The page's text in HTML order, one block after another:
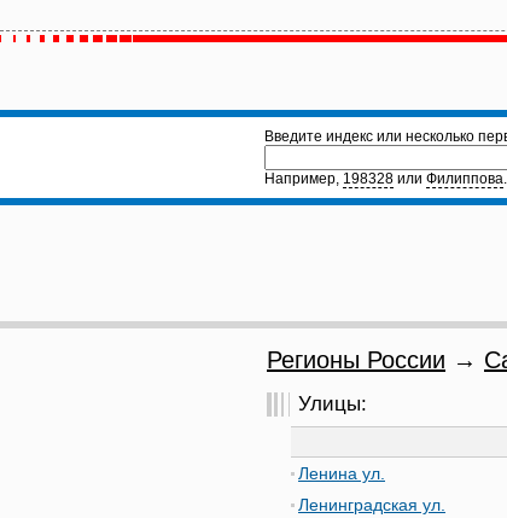
Введите индекс или несколько
Например, 198328 или Филиппова.
Регионы России →
Улицы:
Ленина ул.
Ленинградская ул.